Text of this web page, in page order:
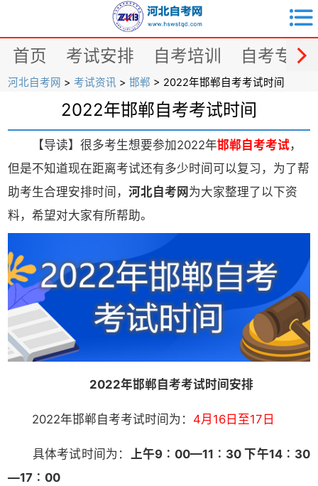

首页 考试安排 自考培训 自考专业

河北自考网 >考试资讯 >邯郸 > 2022年邯郸自考考试时间
2022年邯郸自考考试时间
【导读】很多考生想要参加2022年邯郸自考考试，
但是不知道现在距离考试还有多少时间可以复习，为了帮
助考生合理安排时间，河北自考网 为大家整理了以下资
料，希望对大家有所帮助。
2022年邯郸自考考试时间安排
2022年邯郸自考考试时间为： 4月16日至17日
具体考试时间为： 上午9∶00—11∶30 下午14∶30
—17∶00